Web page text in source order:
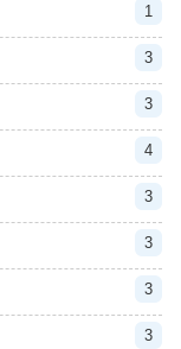
1
3
3
4
3
3
3
3